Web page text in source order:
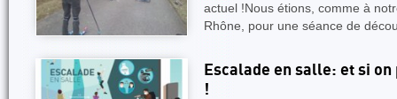
actuel !Nous étions, comme à
Rhône, pour une séance de
Escalade en salle: et si
!